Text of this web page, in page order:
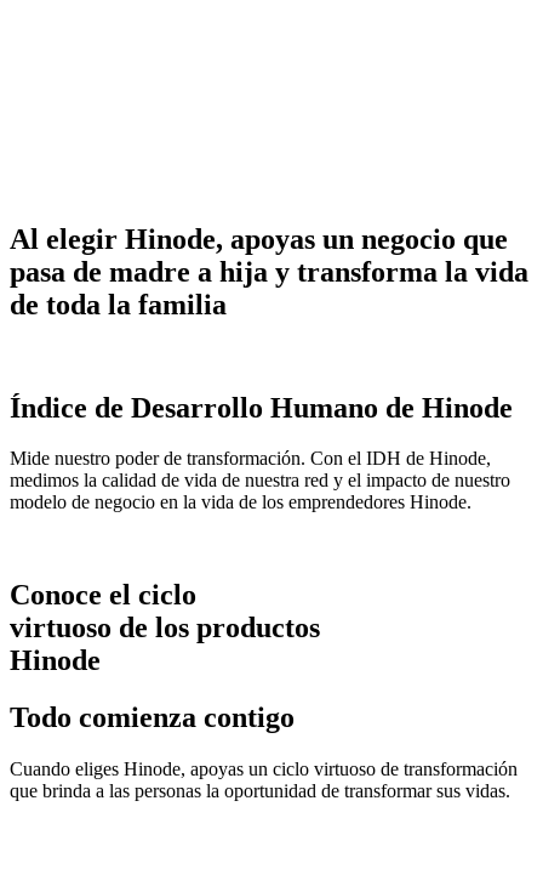
Al elegir Hinode, apoyas un negocio que
pasa de madre a hija y transforma la vida
de toda la familia
Índice de Desarrollo Humano de Hinode
Mide nuestro poder de transformación. Con el IDH de Hinode,
medimos la calidad de vida de nuestra red y el impacto de nuestro
modelo de negocio en la vida de los emprendedores Hinode.
Conoce el ciclo
virtuoso de los productos
Hinode
Todo comienza contigo
Cuando eliges Hinode, apoyas un ciclo virtuoso de transformación
que brinda a las personas la oportunidad de transformar sus vidas.